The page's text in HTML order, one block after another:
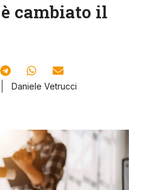
cambiato il
Daniele Vetrucci